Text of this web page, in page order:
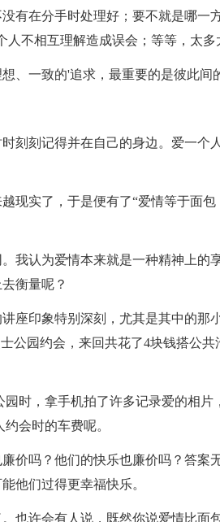
有在分手时处理好；要不就是哪一
不相互理解造成误会；等等，太多
、一致的'追求，最重要的是彼此间
刻刻记得并在自己的身边。爱一个
现实了，于是便有了“爱情等于面
我认为爱情本来就是一种精神上的
衡量呢？
座印象特别深刻，尤其是其中的那
公园约会，来回共花了4块钱搭公共
时，拿手机拍了许多记录爱的相片
会时的车费呢。
价吗？他们的快乐也廉价吗？答案
他们过得更幸福快乐。
也许会有人说，既然你说爱情比面